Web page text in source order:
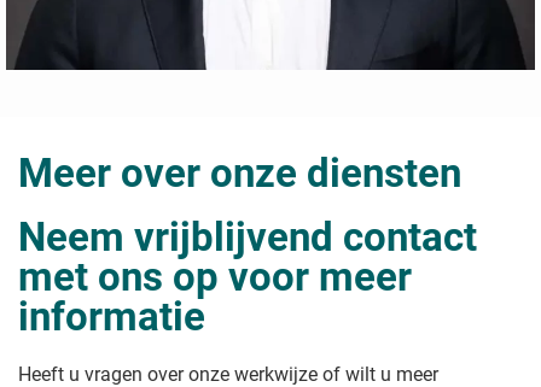
Meer over onze diensten
Neem vrijblijvend contact
met ons op voor meer
informatie
Heeft u vragen over onze werkwijze of wilt u meer